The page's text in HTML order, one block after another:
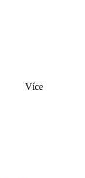
Více